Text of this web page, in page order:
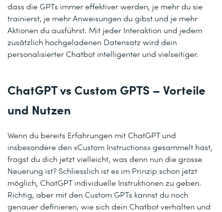
dass die GPTs immer effektiver werden, je mehr du sie
trainierst, je mehr Anweisungen du gibst und je mehr
Aktionen du ausführst. Mit jeder Interaktion und jedem
zusätzlich hochgeladenen Datensatz wird dein
personalisierter Chatbot intelligenter und vielseitiger.
ChatGPT vs Custom GPTS – Vorteile
und Nutzen
Wenn du bereits Erfahrungen mit ChatGPT und
insbesondere den «Custom Instructions» gesammelt hast,
fragst du dich jetzt vielleicht, was denn nun die grosse
Neuerung ist? Schliesslich ist es im Prinzip schon jetzt
möglich, ChatGPT individuelle Instruktionen zu geben.
Richtig, aber mit den Custom GPTs kannst du noch
genauer definieren, wie sich dein Chatbot verhalten und